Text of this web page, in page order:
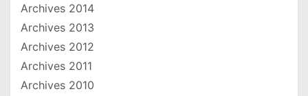
Archives 2014
Archives 2013
Archives 2012
Archives 2011
Archives 2010